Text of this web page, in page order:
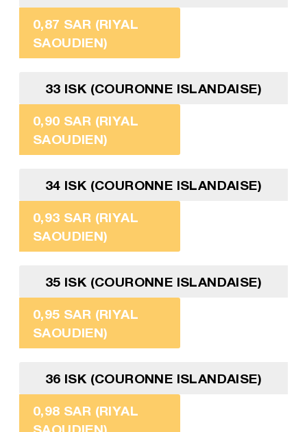
0,87 SAR (RIYAL
SAOUDIEN)
33 ISK (COURONNE ISLANDAISE)
0,90 SAR (RIYAL
SAOUDIEN)
34 ISK (COURONNE ISLANDAISE)
0,93 SAR (RIYAL
SAOUDIEN)
35 ISK (COURONNE ISLANDAISE)
0,95 SAR (RIYAL
SAOUDIEN)
36 ISK (COURONNE ISLANDAISE)
0,98 SAR (RIYAL